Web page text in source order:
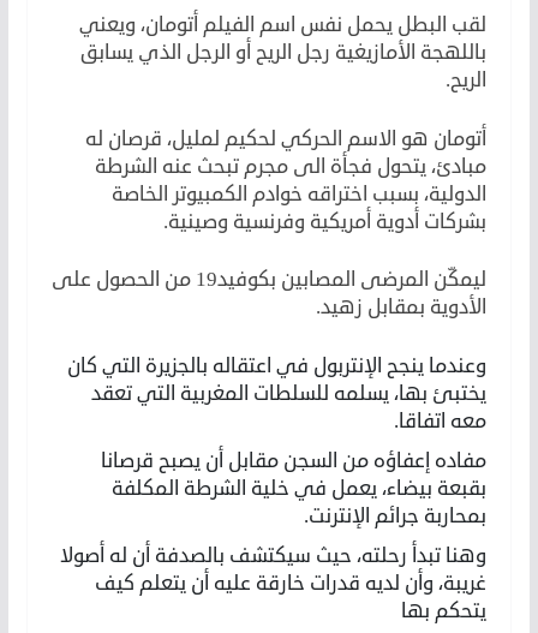
لقب البطل يحمل نفس اسم الفيلم أتومان، ويعني
باللهجة الأمازيغية رجل الريح أو الرجل الذي يسابق
الريح.
أتومان هو الاسم الحركي لحكيم لمليل، قرصان له
مبادئ، يتحول فجأة الى مجرم تبحث عنه الشرطة
الدولية، بسبب اختراقه خوادم الكمبيوتر الخاصة
بشركات أدوية أمريكية وفرنسية وصينية.
ليمكّن المرضى المصابين بكوفيد19 من الحصول على
الأدوية بمقابل زهيد.
وعندما ينجح الإنتربول في اعتقاله بالجزيرة التي كان
يختبئ بها، يسلمه للسلطات المغربية التي تعقد
معه اتفاقا.
مفاده إعفاؤه من السجن مقابل أن يصبح قرصانا
بقبعة بيضاء، يعمل في خلية الشرطة المكلفة
بمحاربة جرائم الإنترنت.
وهنا تبدأ رحلته، حيث سيكتشف بالصدفة أن له أصولا
غريبة، وأن لديه قدرات خارقة عليه أن يتعلم كيف
يتحكم بها